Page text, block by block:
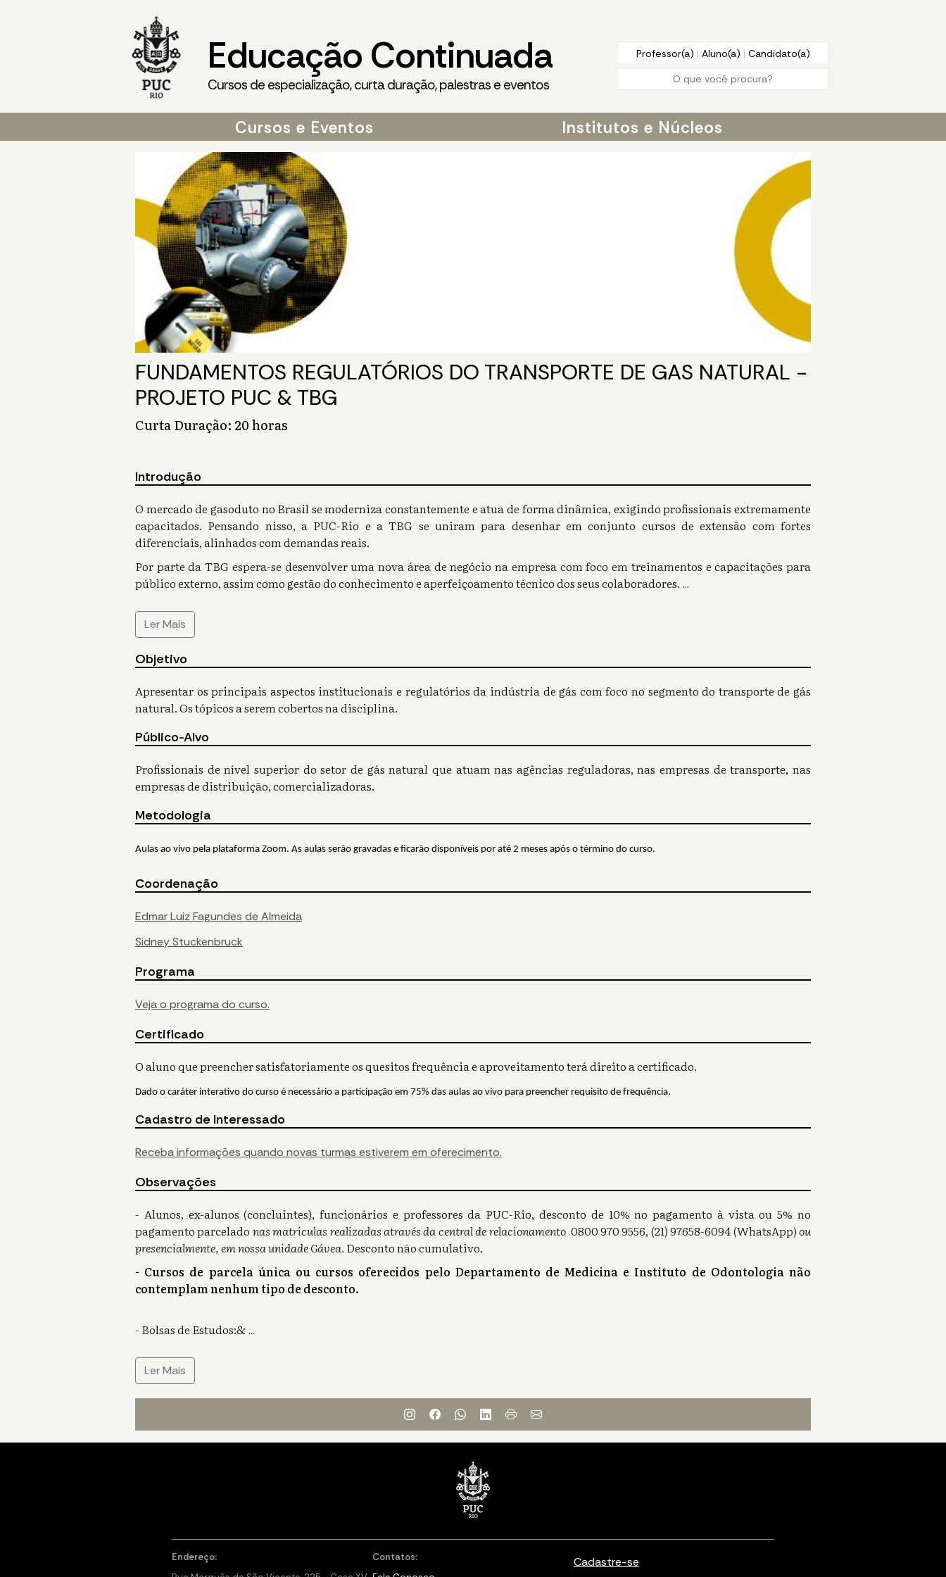
Educação Continuada
Cursos de especialização, curta duração, palestras e eventos
Professor(a) | Aluno(a) | Candidato(a)
Cursos e Eventos Institutos e Núcleos
FUNDAMENTOS REGULATÓRIOS DO TRANSPORTE DE GAS NATURAL -
PROJETO PUC & TBG
Curta Duração: 20 horas
Introdução
O mercado de gasoduto no Brasil se moderniza constantemente e atua de forma dinâmica, exigindo profissionais extremamente
capacitados. Pensando nisso, a PUC-Rio e a TBG se uniram para desenhar em conjunto cursos de extensão com fortes
diferenciais, alinhados com demandas reais.
Por parte da TBG espera-se desenvolver uma nova área de negócio na empresa com foco em treinamentos e capacitações para
público externo, assim como gestão do conhecimento e aperfeiçoamento técnico dos seus colaboradores. ...
Ler Mais
Objetivo
Apresentar os principais aspectos institucionais e regulatórios da indústria de gás com foco no segmento do transporte de gás
natural. Os tópicos a serem cobertos na disciplina.
Público-Alvo
Profissionais de nível superior do setor de gás natural que atuam nas agências reguladoras, nas empresas de transporte, nas
empresas de distribuição, comercializadoras.
Metodologia
Aulas ao vivo pela plataforma Zoom. As aulas serão gravadas e ficarão disponíveis por até 2 meses após o término do curso.
Coordenação
Edmar Luiz Fagundes de Almeida
Sidney Stuckenbruck
Programa
Veja o programa do curso.
Certificado
O aluno que preencher satisfatoriamente os quesitos frequência e aproveitamento terá direito a certificado.
Dado o caráter interativo do curso é necessário a participação em 75% das aulas ao vivo para preencher requisito de frequência.
Cadastro de Interessado
Receba informações quando novas turmas estiverem em oferecimento.
Observações
- Alunos, ex-alunos (concluintes), funcionários e professores da PUC-Rio, desconto de 10% no pagamento à vista ou 5% no
pagamento parcelado nas matriculas realizadas através da central de relacionamento0800 970 9556, (21) 97658-6094 (WhatsApp)ou
presencialmente, em nossa unidade Gávea.Desconto não cumulativo.
- Cursos de parcela única ou cursos oferecidos pelo Departamento de Medicina e Instituto de Odontologia não
contemplam nenhum tipo de desconto.
- Bolsas de Estudos:&...
Ler Mais
Endereço:
Contatos:
Cadastre-se